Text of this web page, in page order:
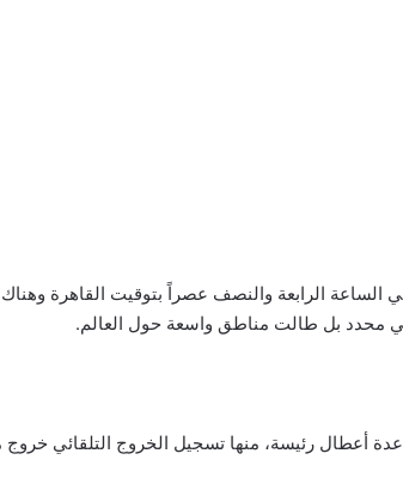
الساعة الرابعة والنصف عصراً بتوقيت القاهرة
محدد بل طالت مناطق واسعة حول العالم.
أعطال رئيسة، منها تسجيل الخروج التلقائي